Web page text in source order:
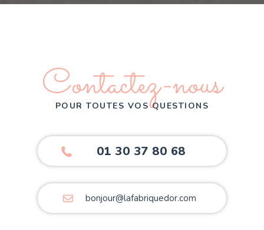
Contactez-nous
POUR TOUTES VOS QUESTIONS
01 30 37 80 68
bonjour@lafabriquedor.com